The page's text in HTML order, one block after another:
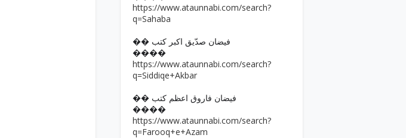
https://www.ataunnabi.com/search?
q=Sahaba
�� فیضان صدّیق اکبر کتب
����
https://www.ataunnabi.com/search?
q=Siddiqe+Akbar
�� فیضان فاروق اعظم کتب
����
https://www.ataunnabi.com/search?
q=Farooq+e+Azam